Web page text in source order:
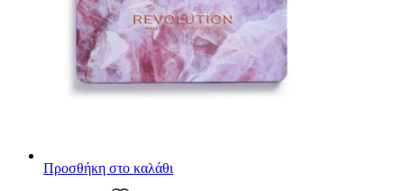
Προσθήκη στο καλάθι